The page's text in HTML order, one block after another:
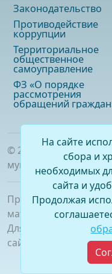
Законодательство
Противодействие
коррупции
Территориальное
общественное
самоуправление
ФЗ «О порядке
рассмотрения
обращений
© 2026
.
муниципального
При полном или
материалов ссылка
Для сетевых изданий
сайт –
На сайте
сбора и
необходимых
сайта и
Продолжая